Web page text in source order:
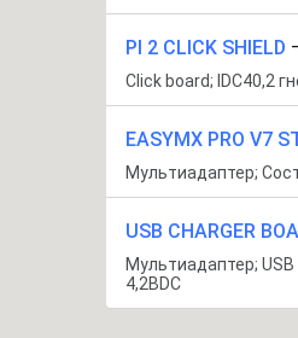
PI 2 CLICK SHIELD
Click board; IDC40,2
EASYMX PRO V7
Мультиадаптер;
USB CHARGER
Мультиадаптер;
4,2ВDC